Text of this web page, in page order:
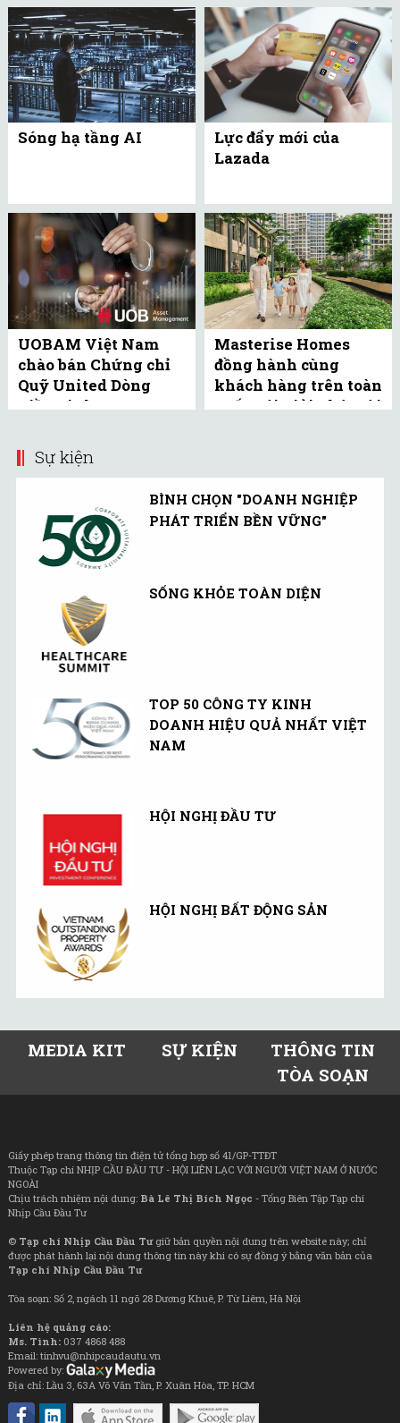
Sóng hạ tầng AI
Lực đẩy mới của
Lazada
UOBAM Việt Nam
chào bán Chứng chỉ
Quỹ United Dòng
Tiền Linh Hoạt
Masterise Homes
đồng hành cùng
khách hàng trên toàn
quốc với giải pháp tài
Sự kiện
BÌNH CHỌN "DOANH NGHIỆP
PHÁT TRIỂN BỀN VỮNG"
SỐNG KHỎE TOÀN DIỆN
TOP 50 CÔNG TY KINH
DOANH HIỆU QUẢ NHẤT VIỆT
NAM
HỘI NGHỊ ĐẦU TƯ
HỘI NGHỊ BẤT ĐỘNG SẢN
MEDIA KIT SỰ KIỆN
THÔNG TIN
TÒA SOẠN
Giấy phép trang thông tin điện tử tổng hợp số 41/GP-TTĐT
Thuộc Tạp chí NHỊP CẦU ĐẦU TƯ - HỘI LIÊN LẠC VỚI NGƯỜI VIỆT NAM Ở NƯỚC
NGOÀI
Chịu trách nhiệm nội dung: Bà Lê Thị Bích Ngọc - Tổng Biên Tập Tạp chí
Nhịp Cầu Đầu Tư
© Tạp chí Nhịp Cầu Đầu Tưgiữ bản quyền nội dung trên website này; chỉ
được phát hành lại nội dung thông tin này khi có sự đồng ý bằng văn bản của
Tạp chí Nhịp Cầu Đầu Tư
Tòa soạn: Số 2, ngách 11 ngõ 28 Dương Khuê, P. Từ Liêm, Hà Nội
Liên hệ quảng cáo:
Ms. Tình: 037 4868 488
Email: tinhvu@nhipcaudautu.vn
Powered by:
Địa chỉ: Lầu 3, 63A Võ Văn Tần, P. Xuân Hòa, TP. HCM